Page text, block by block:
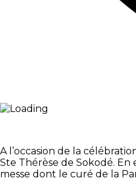
A l’occasion de la
Ste Thérèse de Sokodé.
messe dont le curé de la